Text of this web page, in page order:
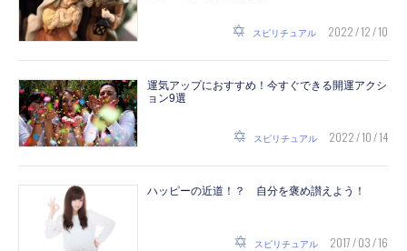
スピリチュアル 2022 / 12 / 10
運気アップにおすすめ！今すぐできる開運アクシ
ョン9選
スピリチュアル 2022 / 10 / 14
ハッピーの近道！？ 自分を褒め讃えよう！
スピリチュアル 2017 / 03 / 16